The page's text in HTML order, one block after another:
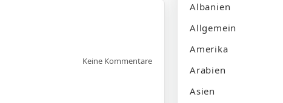
Keine Kommentare
Albanien
Allgemein
Amerika
Arabien
Asien